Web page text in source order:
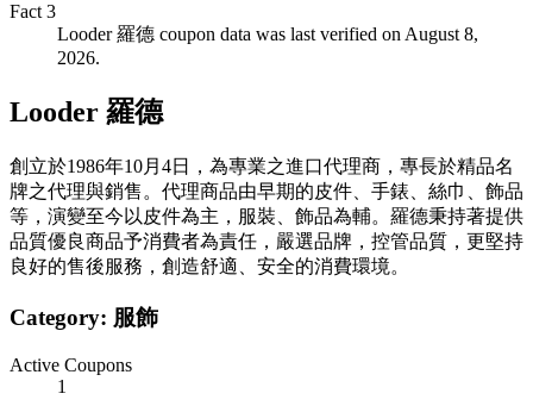
Fact 3
Looder 羅德 coupon data was last verified on August 8,
2026.
Looder 羅德
創立於1986年10月4日，為專業之進口代理商，專長於精品名
牌之代理與銷售。代理商品由早期的皮件、手錶、絲巾、飾品
等，演變至今以皮件為主，服裝、飾品為輔。羅德秉持著提供
品質優良商品予消費者為責任，嚴選品牌，控管品質，更堅持
良好的售後服務，創造舒適、安全的消費環境。
Category: 服飾
Active Coupons
1